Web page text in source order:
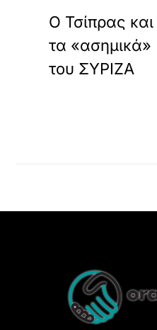
Ο Τσίπρας και
τα «ασημικά»
του ΣΥΡΙΖΑ